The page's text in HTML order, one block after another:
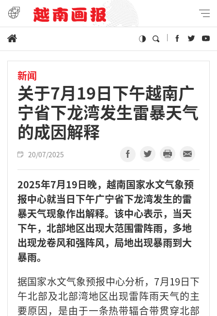
新闻
关于7月19日下午越南广
宁省下龙湾发生雷暴天气
的成因解释
20/07/2025
2025年7月19日晚，越南国家水文气象预
报中心就当日下午广宁省下龙湾发生的雷
暴天气现象作出解释。该中心表示，当天
下午，北部地区出现大范围雷阵雨，多地
出现龙卷风和强阵风，局地出现暴雨到大
暴雨。
据国家水文气象预报中心分析，7月19日下
午北部及北部湾地区出现雷阵雨天气的主
要原因，是由于一条热带辐合带贯穿北部